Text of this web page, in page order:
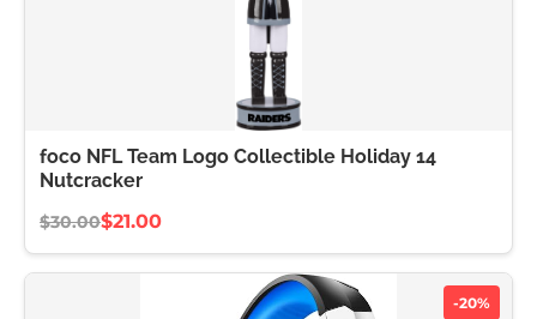
foco NFL Team Logo Collectible Holiday 14
Nutcracker
$30.00$21.00
-20%